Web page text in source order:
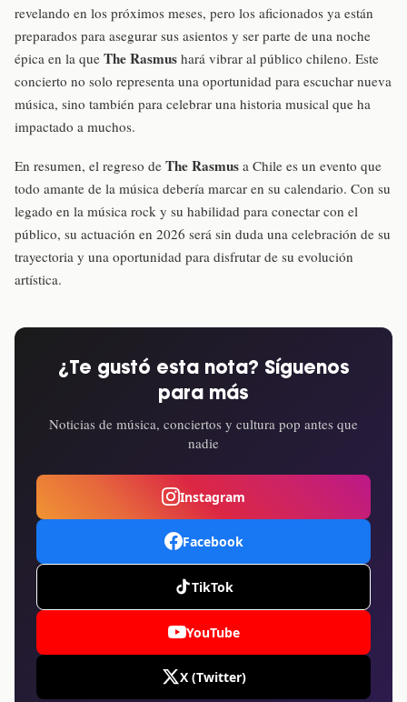
revelando en los próximos meses, pero los aficionados ya están
preparados para asegurar sus asientos y ser parte de una noche
épica en la que The Rasmus hará vibrar al público chileno. Este
concierto no solo representa una oportunidad para escuchar nueva
música, sino también para celebrar una historia musical que ha
impactado a muchos.
En resumen, el regreso de The Rasmus a Chile es un evento que
todo amante de la música debería marcar en su calendario. Con su
legado en la música rock y su habilidad para conectar con el
público, su actuación en 2026 será sin duda una celebración de su
trayectoria y una oportunidad para disfrutar de su evolución
artística.
¿Te gustó esta nota? Síguenos
para más
Noticias de música, conciertos y cultura pop antes que
nadie
Instagram
Facebook
TikTok
YouTube
X (Twitter)